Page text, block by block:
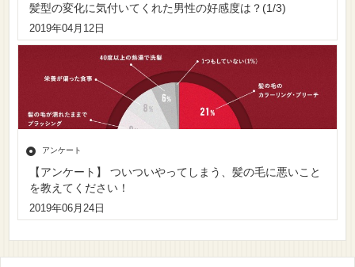
髪型の変化に気付いてくれた男性の好感度は？(1/3)
2019年04月12日
アンケート
【アンケート】 ついついやってしまう、髪の毛に悪いこと
を教えてください！
2019年06月24日